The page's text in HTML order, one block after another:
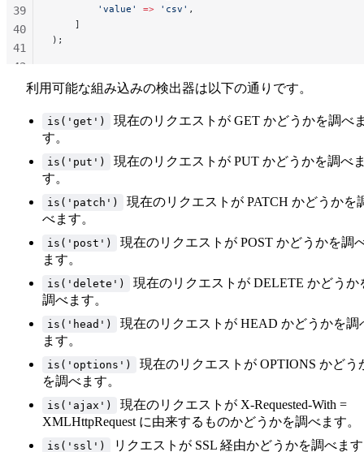
        'value'
=> 'csv' ,
    ]
);
39
40
41
42
利用可能な組み込みの検出器は以下の通りです。
is('get')
現在のリクエストが GET かどうかを調べ
す。
is('put')
現在のリクエストが PUT かどうかを調べ
す。
is('patch')
現在のリクエストが PATCH かどうかを
べます。
is('post')
現在のリクエストが POST かどうかを調
ます。
is('delete')
現在のリクエストが DELETE かどうか
調べます。
is('head')
現在のリクエストが HEAD かどうかを調
ます。
is('options')
現在のリクエストが OPTIONS かどう
を調べます。
is('ajax')
現在のリクエストが X-Requested-With =
XMLHttpRequest に由来するものかどうかを調べます。
is('ssl') リクエストが SSL 経由かどうかを調べま